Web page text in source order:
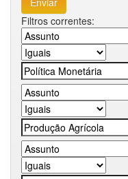
Filtros correntes: